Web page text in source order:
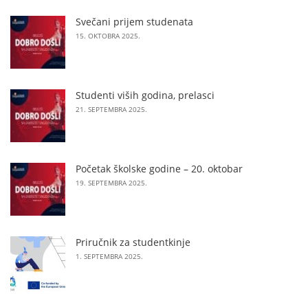
Svečani prijem studenata
15. OKTOBRA 2025.
Studenti viših godina, prelasci
21. SEPTEMBRA 2025.
Početak školske godine – 20. oktobar
19. SEPTEMBRA 2025.
Priručnik za studentkinje
1. SEPTEMBRA 2025.